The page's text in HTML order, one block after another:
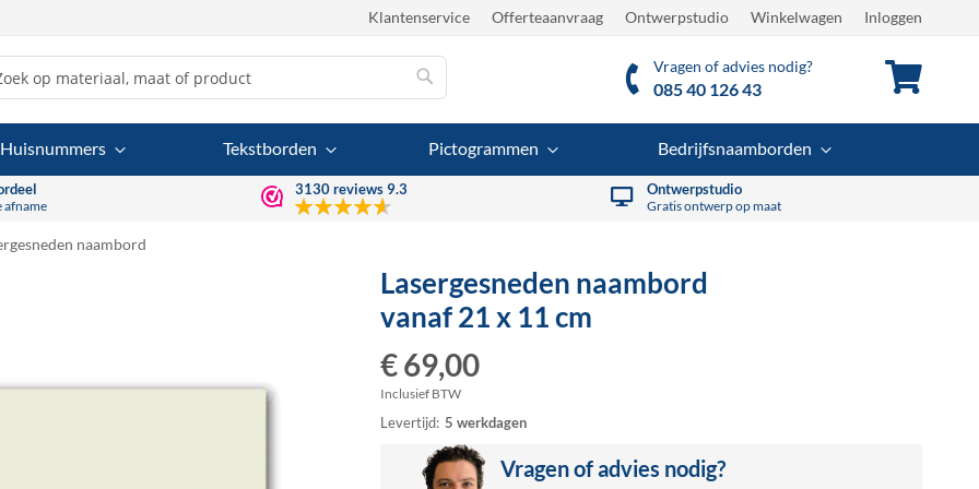
Klantenservice Offerteaanvraag Ontwerpstudio Winkelwagen Inloggen
Vragen of advies nodig?
085 40 126 43
Huisnummers Tekstborden Pictogrammen Bedrijfsnaamborden
afname
3130reviews9.3 Ontwerpstudio
Gratis ontwerp op maat
naambord
Lasergesneden naambord
vanaf 21 x 11 cm
€ 69,00
Inclusief BTW
Levertijd: 5 werkdagen
Vragen of advies nodig?